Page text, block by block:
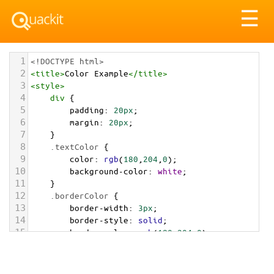
☰
1 <!DOCTYPE html>
2 <title>Color Example</title>
3 <style>
4 div {
5 padding: 20px;
6 margin: 20px;
7 }
8 .textColor {
9 color: rgb(180 204 0);
10 background-color: white;
11 }
12 .borderColor {
13 border-width: 3px;
14 border-style: solid;
15 border-color: rgb(180,204,0);